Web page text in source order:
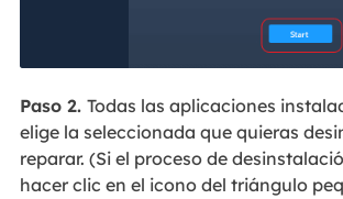
Paso 2. Todas las aplicaciones
elige la seleccionada que quieras
reparar. (Si el proceso de
hacer clic en el icono del triángulo